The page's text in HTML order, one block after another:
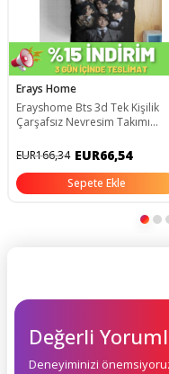
Erays Home
Erayshome Bts 3d Tek Kişilik
Çarşafsız Nevresim Takımı
EUR166,34 EUR66,54
Sepete Ekle
Değerli
Deneyiminizi